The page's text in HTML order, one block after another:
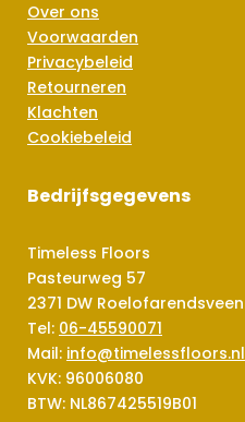
Over ons
Voorwaarden
Privacybeleid
Retourneren
Klachten
Cookiebeleid
Bedrijfsgegevens
Timeless Floors
Pasteurweg 57
2371 DW Roelofarendsveen
Tel: 06-45590071
Mail: info@timelessfloors.nl
KVK: 96006080
BTW: NL867425519B01